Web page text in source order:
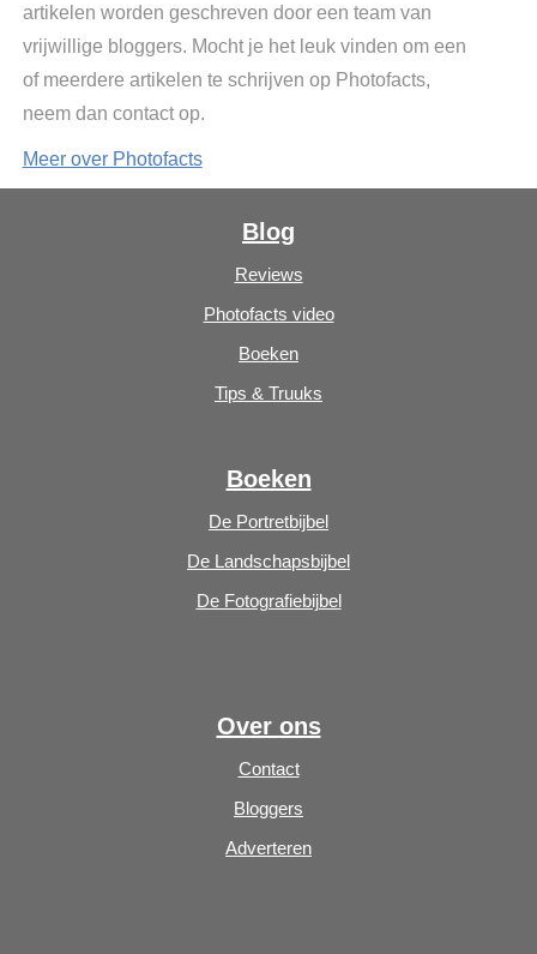
artikelen worden geschreven door een team van
vrijwillige bloggers. Mocht je het leuk vinden om een
of meerdere artikelen te schrijven op Photofacts,
neem dan contact op.
Meer over Photofacts
Blog
Reviews
Photofacts video
Boeken
Tips & Truuks
Boeken
De Portretbijbel
De Landschapsbijbel
De Fotografiebijbel
Over ons
Contact
Bloggers
Adverteren